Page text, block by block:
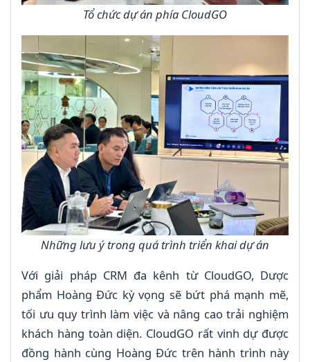
Tổ chức dự án phía CloudGO
Những lưu ý trong quá trình triển khai dự án
Với giải pháp CRM đa kênh từ CloudGO, Dược
phẩm Hoàng Đức kỳ vọng sẽ bứt phá mạnh mẽ,
tối ưu quy trình làm việc và nâng cao trải nghiệm
khách hàng toàn diện. CloudGO rất vinh dự được
đồng hành cùng Hoàng Đức trên hành trình này